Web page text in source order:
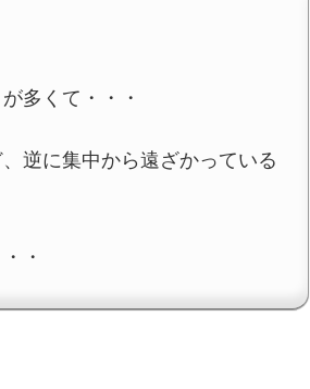
多くて・・・
逆に集中から遠ざかっている
・